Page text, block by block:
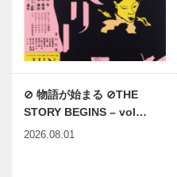
⊘ 物語が始まる ⊘THE
STORY BEGINS – vol…
2026.08.01